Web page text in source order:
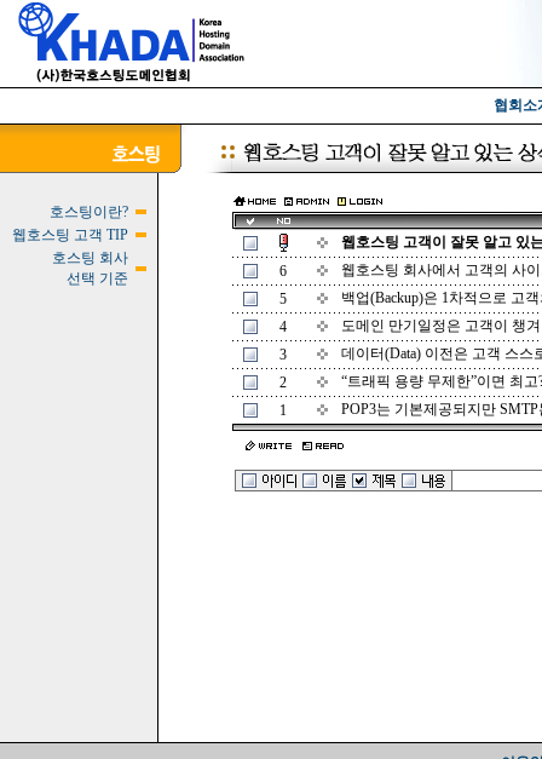
협회소
호스팅이란?
웹호스팅 고객 TIP
호스팅 회사
선택 기준
웹호스팅 고객이 잘못 알고 있
6
웹호스팅 회사에서 고객의 사
5
백업(Backup)은 1차적으로 고
4
도메인 만기일정은 고객이 챙
3
데이터(Data) 이전은 고객 스스
2
“트래픽 용량 무제한”이면 최고
1
POP3는 기본제공되지만